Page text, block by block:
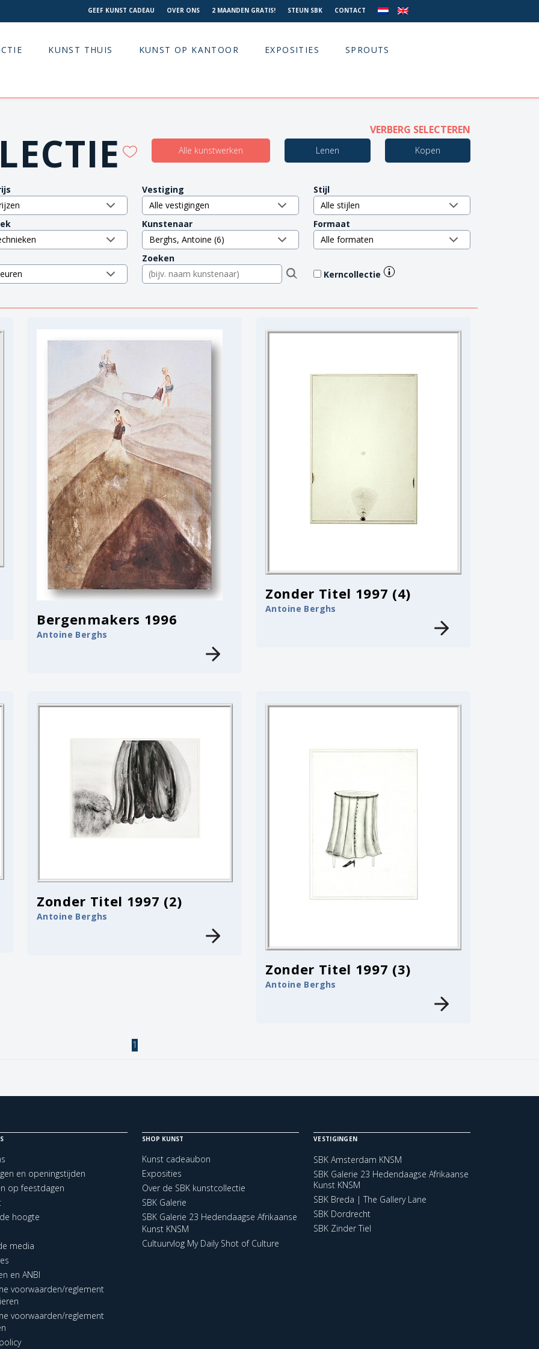
GEEF KUNST CADEAU OVER ONS 2 MAANDEN GRATIS! STEUN SBK CONTACT
KUNST THUIS KUNST OP KANTOOR EXPOSITIES SPROUTS
VERBERG SELECTEREN
Alle kunstwerken Lenen Kopen
Vestiging Stijl
Kunstenaar Formaat
Zoeken
Kerncollectie
Bergenmakers 1996
Antoine Berghs
Zonder Titel 1997 (4)
Antoine Berghs
Zonder Titel 1997 (2)
Antoine Berghs
Zonder Titel 1997 (3)
Antoine Berghs
1
en openingstijden
op feestdagen
hoogte
media
en ANBI
voorwaarden/reglement
voorwaarden/reglement
SHOP KUNST
Kunst cadeaubon
Exposities
Over de SBK kunstcollectie
SBK Galerie
SBK Galerie 23 Hedendaagse Afrikaanse
Kunst KNSM
Cultuurvlog My Daily Shot of Culture
VESTIGINGEN
SBK Amsterdam KNSM
SBK Galerie 23 Hedendaagse Afrikaanse
Kunst KNSM
SBK Breda | The Gallery Lane
SBK Dordrecht
SBK Zinder Tiel